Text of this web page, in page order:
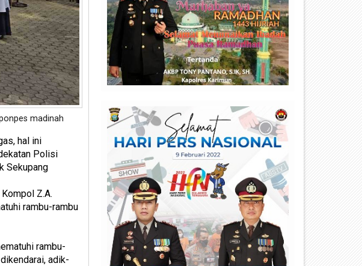
madinah
hal ini
Polisi
Sekupang
Z.A.
rambu-rambu
rambu-
adik-